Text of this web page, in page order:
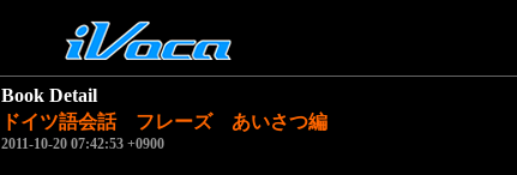
Book Detail
ドイツ語会話 フレーズ あいさつ編
2011-10-20 07:42:53 +0900